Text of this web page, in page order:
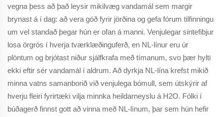
vegna þess að það leysir mikilvæg vandamál sem margir
brynast á í dag: að vera góð fyrir jörðina og gefa fórum tilfinningu
um vel standað þegar hún er ofan á manni. Venjulegar sintefibjur
losa örgrós í hverja tværklæðinguferð, en NL-línur eru úr
plöntum og brjótast niður sjálfkrafa með tímanum, svo þær hylti
ekki eftir sér vandamál í aldrum. Að dyrkja NL-lína krefst mikið
minna vatns samanborið við venjulega bómull, sem útskýrir af
hverju fleiri fyrirtæki vilja minnka heildarneyslu á H2O. Fólki í
búðagerð finnst gott að vinna með NL-línum, þar sem hún hefir